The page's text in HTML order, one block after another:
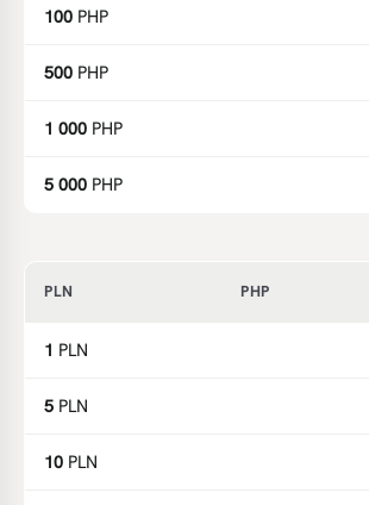
100 PHP
500 PHP
1 000 PHP
5 000 PHP
PLN PHP
1 PLN
5 PLN
10 PLN